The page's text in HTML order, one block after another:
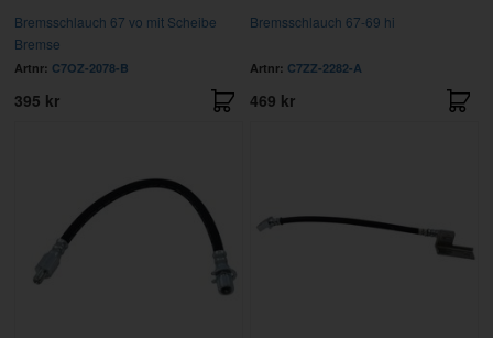
Bremsschlauch 67 vo mit Scheibe
Bremse
Artnr: C7OZ-2078-B
395 kr
Bremsschlauch 67-69 hi
Artnr: C7ZZ-2282-A
469 kr